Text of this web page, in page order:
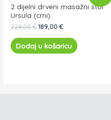
2 dijelni drveni masažni stol
Ursula (crni)
229,00€ 189,00€
Dodaj u košaricu